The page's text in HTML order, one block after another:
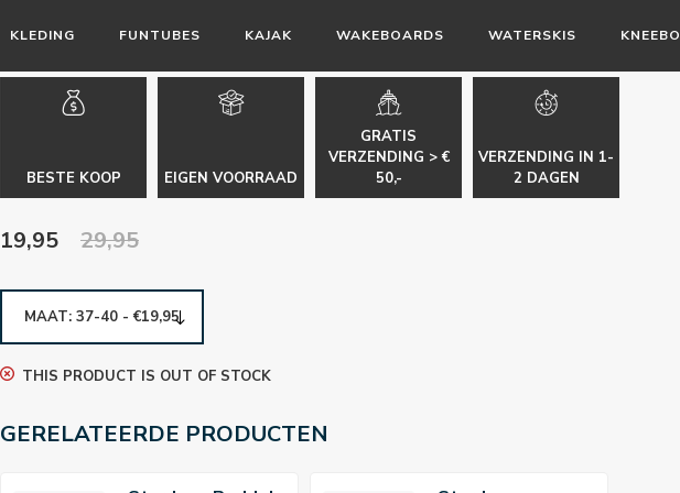
KLEDING FUNTUBES KAJAK WAKEBOARDS WATERSKIS
BESTE KOOP EIGEN VOORRAAD
GRATIS
VERZENDING > €
50,-
VERZENDING IN 1-
2 DAGEN
19,95 29,95
MAAT: 37-40 - €19,95
THIS PRODUCT IS OUT OF STOCK
GERELATEERDE PRODUCTEN